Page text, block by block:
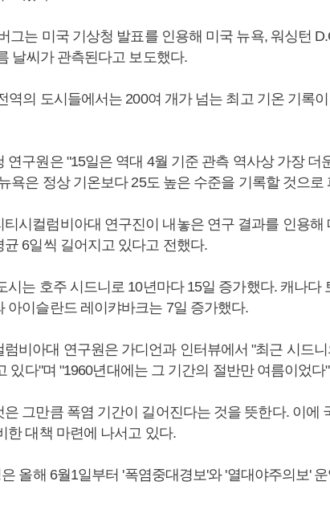
그는 미국 기상청 발표를 인용해 미국 뉴욕, 워싱턴
날씨가 관측된다고 보도했다.
역의 도시들에서는 200여 개가 넘는 최고 기온 기록이
연구원은 "15일은 역대 4월 기준 관측 역사상 가장 더
욕은 정상 기온보다 25도 높은 수준을 기록할 것으로
시컬럼비아대 연구진이 내놓은 연구 결과를 인용해
6일씩 길어지고 있다고 전했다.
시는 호주 시드니로 10년마다 15일 증가했다. 캐나다
아이슬란드 레이캬바크는 7일 증가했다.
비아대 연구원은 가디언과 인터뷰에서 "최근 시드
있다"며 "1960년대에는 그 기간의 절반만 여름이었다
그만큼 폭염 기간이 길어진다는 것을 뜻한다. 이에
한 대책 마련에 나서고 있다.
올해 6월1일부터 '폭염중대경보'와 '열대야주의보'